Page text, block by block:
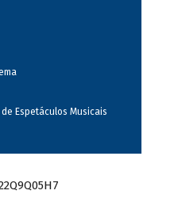
Espetáculos Musicais